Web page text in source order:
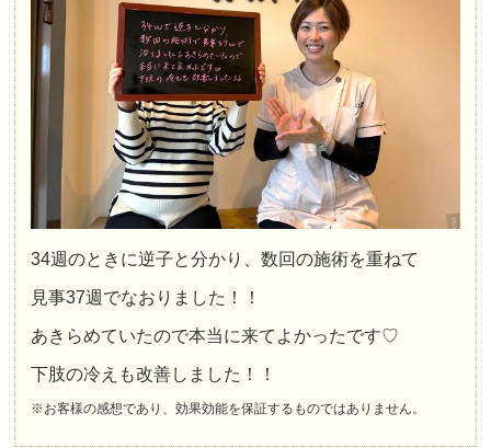
34週のときに逆子と分かり、数回の施術を重ねて
見事37週でなおりました！！
あきらめていたので本当に来てよかったです♡
下肢の冷えも改善しました！！
※お客様の感想であり、効果効能を保証するものではありません。